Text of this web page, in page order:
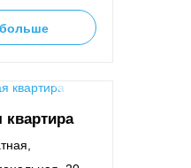
квартира